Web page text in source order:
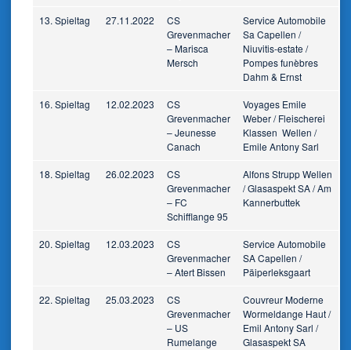
13. Spieltag 27.11.2022
CS
Grevenmacher
– Marisca
Mersch
Service Automobile
Sa Capellen /
Niuvitis-estate /
Pompes funèbres
Dahm & Ernst
16. Spieltag 12.02.2023
CS
Grevenmacher
– Jeunesse
Canach
Voyages Emile
Weber / Fleischerei
Klassen Wellen /
Emile Antony Sarl
18. Spieltag 26.02.2023
CS
Grevenmacher
– FC
Schifflange 95
Alfons Strupp Wellen
/ Glasaspekt SA / Am
Kannerbuttek
20. Spieltag 12.03.2023
CS
Grevenmacher
– Atert Bissen
Service Automobile
SA Capellen /
Päiperleksgaart
22. Spieltag 25.03.2023
CS
Grevenmacher
– US
Rumelange
Couvreur Moderne
Wormeldange Haut /
Emil Antony Sarl /
Glasaspekt SA